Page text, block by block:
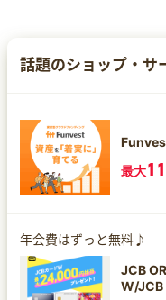
話題のショップ・サ
最大
年会費はずっと無料♪
JCB
W/JCB